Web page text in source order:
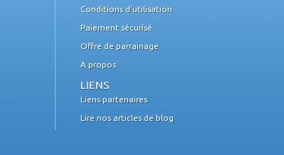
Conditions d'utilisation
Paiement sécurisé
Offre de parrainage
A propos
LIENS
Liens partenaires
Lire nos articles de blog